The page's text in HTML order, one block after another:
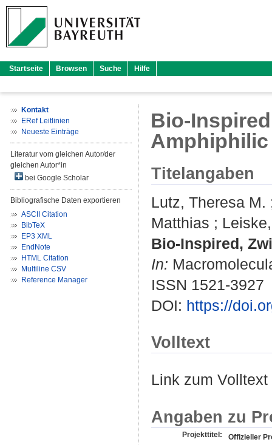
Startseite Browsen Suche Hilfe
Kontakt
ERef Leitlinien
Neueste Einträge
Literatur vom gleichen Autor/der
gleichen Autor*in
bei Google Scholar
Bibliografische Daten exportieren
ASCII Citation
BibTeX
EP3 XML
EndNote
HTML Citation
Multiline CSV
Reference Manager
Titelangaben
Lutz, Theresa M.
Matthias ;
Bio‐Inspired,
In:
ISSN 1521-3927
DOI: https://
Volltext
Link zum
Angaben zu
Projekttitel:
Offizieller